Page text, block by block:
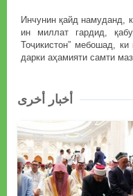
Инчунин қайд намуданд,
ин миллат гардид,
Тоҷикистон” мебошад,
дарки аҳамияти самти
أخبار أخرى